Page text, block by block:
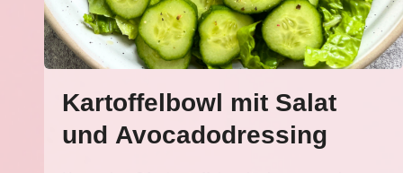
Kartoffelbowl mit Salat
und Avocadodressing